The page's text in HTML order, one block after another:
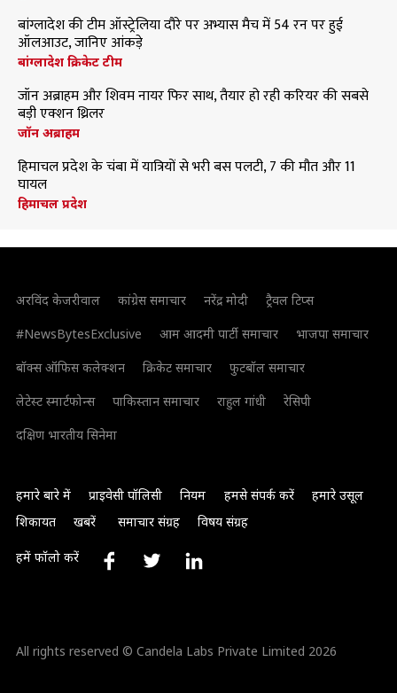
बांग्लादेश की टीम ऑस्ट्रेलिया दौरे पर अभ्यास मैच में 54 रन पर हुई
ऑलआउट, जानिए आंकड़े
बांग्लादेश क्रिकेट टीम
जॉन अब्राहम और शिवम नायर फिर साथ, तैयार हो रही करियर की सबसे
बड़ी एक्शन थ्रिलर
जॉन अब्राहम
हिमाचल प्रदेश के चंबा में यात्रियों से भरी बस पलटी, 7 की मौत और 11
घायल
हिमाचल प्रदेश
अरविंद केजरीवाल कांग्रेस समाचार नरेंद्र मोदी
ट्रैवल टिप्स
#NewsBytesExclusive
आम आदमी पार्टी समाचार
भाजपा समाचार
बॉक्स ऑफिस कलेक्शन
क्रिकेट समाचार
फुटबॉल समाचार
लेटेस्ट स्मार्टफोन्स
पाकिस्तान समाचार राहुल गांधी
रेसिपी
दक्षिण भारतीय सिनेमा
हमारे बारे में प्राइवेसी पॉलिसी नियम हमसे संपर्क करें
हमारे उसूल
शिकायत
खबरें समाचार संग्रह विषय संग्रह
हमें फॉलो करें
All rights reserved © Candela Labs Private Limited 2026